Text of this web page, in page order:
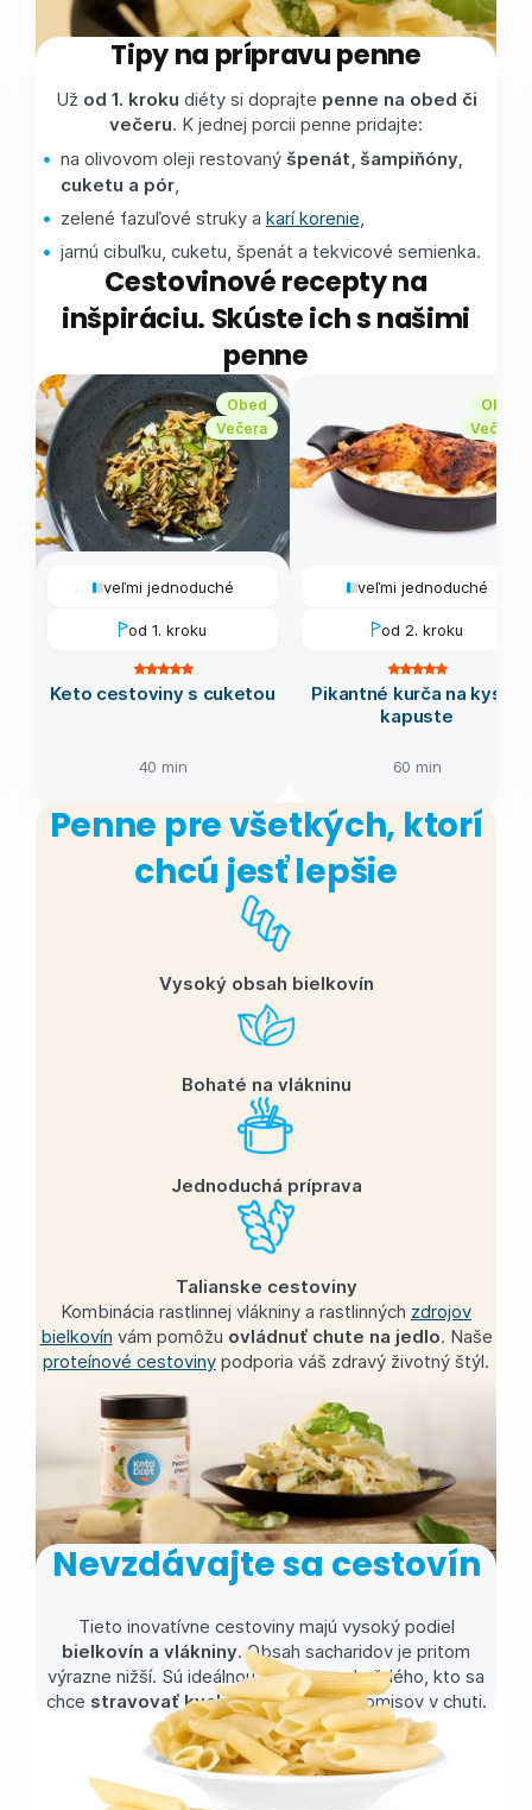
Tipy na prípravu penne
Už od 1. kroku diéty si doprajte penne na obed či
večeru. K jednej porcii penne pridajte:
na olivovom oleji restovaný špenát, šampiňóny,
cuketu a pór,
zelené fazuľové struky a karí korenie,
jarnú cibuľku, cuketu, špenát a tekvicové semienka.
Cestovinové recepty na
inšpiráciu. Skúste ich s našimi
penne
Obed
Večera
veľmi jednoduché
od 1. kroku
Keto cestoviny s cuketou
40 min
Obed
Večera
veľmi jednoduché
od 2. kroku
Pikantné kurča na kyslej
kapuste
60 min
Penne pre všetkých, ktorí
chcú jesť lepšie
Vysoký obsah bielkovín
Bohaté na vlákninu
Jednoduchá príprava
Talianske cestoviny
Kombinácia rastlinnej vlákniny a rastlinných zdrojov
bielkovín vám pomôžu ovládnuť chute na jedlo. Naše
proteínové cestoviny podporia váš zdravý životný štýl.
Nevzdávajte sa cestovín
Tieto inovatívne cestoviny majú vysoký podiel
bielkovín a vlákniny. Obsah sacharidov je pritom
výrazne nižší. Sú ideálnou voľbou pre každého, kto sa
chce stravovať kvalitnea bez kompromisov v chuti.